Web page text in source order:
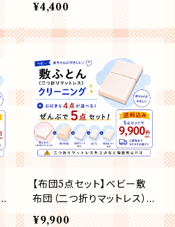
¥4,400
【布団5点セット】ベビー敷
布団（二つ折りマットレス）
＋4点の全部で5点セット
¥9,900